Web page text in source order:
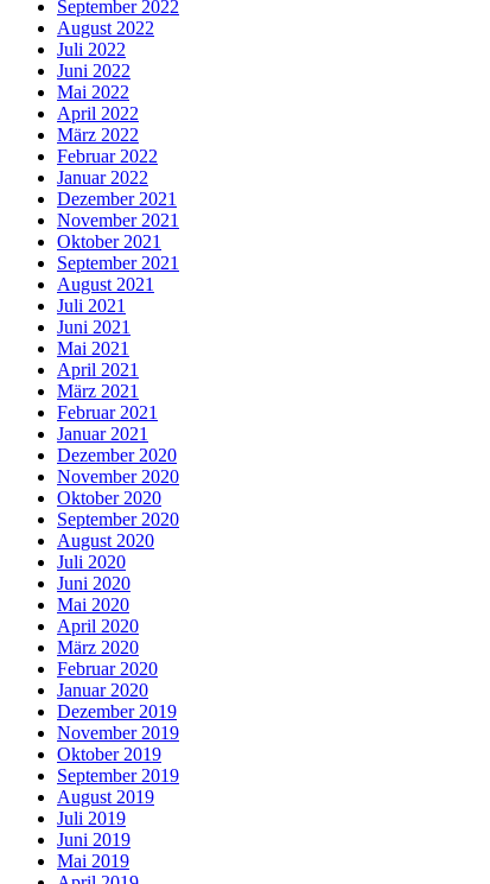
September 2022
August 2022
Juli 2022
Juni 2022
Mai 2022
April 2022
März 2022
Februar 2022
Januar 2022
Dezember 2021
November 2021
Oktober 2021
September 2021
August 2021
Juli 2021
Juni 2021
Mai 2021
April 2021
März 2021
Februar 2021
Januar 2021
Dezember 2020
November 2020
Oktober 2020
September 2020
August 2020
Juli 2020
Juni 2020
Mai 2020
April 2020
März 2020
Februar 2020
Januar 2020
Dezember 2019
November 2019
Oktober 2019
September 2019
August 2019
Juli 2019
Juni 2019
Mai 2019